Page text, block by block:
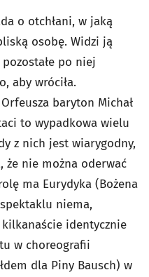
o otchłani, w jaką
osobę. Widzi ją
po niej
aby wróciła.
baryton Michał
to wypadkowa wielu
z nich jest wiarygodny,
że nie można oderwać
ma Eurydyka (Bożena
niema,
identycznie
w choreografii
dla Piny Bausch) w